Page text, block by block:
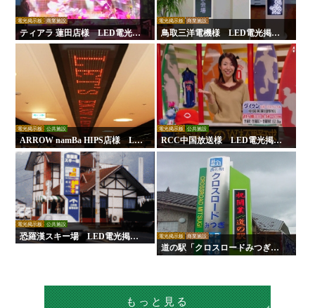
電光掲示板 商業施設
ティアラ 蓮田店様 LED電光掲
示板
電光掲示板 商業施設
鳥取三洋電機様 LED電光掲示
板
電光掲示板 公共施設
ARROW namBa HIPS店様 LE
D電光掲示板
電光掲示板 公共施設
RCC中国放送様 LED電光掲示
板
電光掲示板 公共施設
恐羅漢スキー場 LED電光掲示
板
電光掲示板 商業施設
道の駅「クロスロードみつぎ」L
ED電光掲示板
もっと見る